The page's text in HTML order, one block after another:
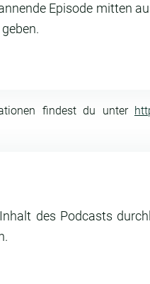
Episode mitten
findest du unter
des Podcasts